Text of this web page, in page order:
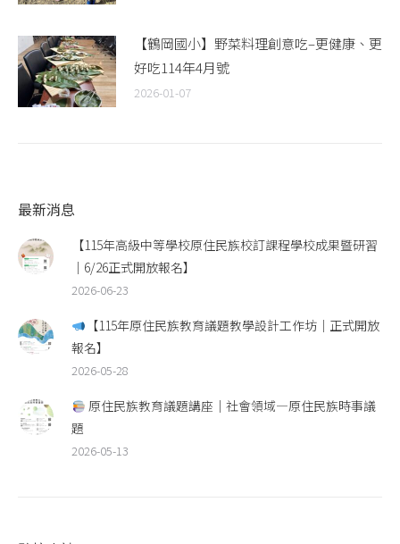
【鶴岡國小】野菜料理創意吃–更健康、更
好吃114年4月號
2026-01-07
最新消息
【115年高級中等學校原住民族校訂課程學校成果暨研習
｜6/26正式開放報名】
2026-06-23
【115年原住民族教育議題教學設計工作坊｜正式開放
報名】
2026-05-28
原住民族教育議題講座｜社會領域—原住民族時事議
題
2026-05-13